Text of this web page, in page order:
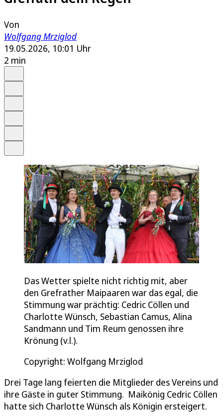
Von
Wolfgang Mrziglod
19.05.2026, 10:01 Uhr
2 min
Das Wetter spielte nicht richtig mit, aber
den Grefrather Maipaaren war das egal, die
Stimmung war prächtig: Cedric Cöllen und
Charlotte Wünsch, Sebastian Camus, Alina
Sandmann und Tim Reum genossen ihre
Krönung (v.l.).
Copyright: Wolfgang Mrziglod
Drei Tage lang feierten die Mitglieder des Vereins und
ihre Gäste in guter Stimmung. Maikönig Cedric Cöllen
hatte sich Charlotte Wünsch als Königin ersteigert.